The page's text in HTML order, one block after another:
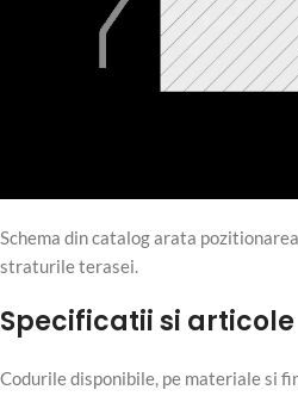
Schema din catalog arata
straturile terasei.
Specificatii si articole
Codurile disponibile, pe materiale si